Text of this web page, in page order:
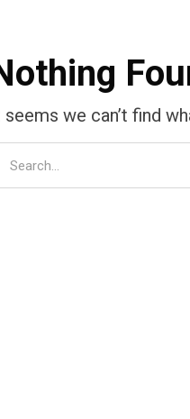
seems we can’t find